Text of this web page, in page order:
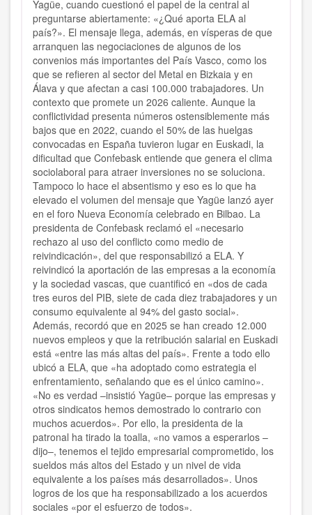
Yagüe, cuando cuestionó el papel de la central al
preguntarse abiertamente: «¿Qué aporta ELA al
país?». El mensaje llega, además, en vísperas de que
arranquen las negociaciones de algunos de los
convenios más importantes del País Vasco, como los
que se refieren al sector del Metal en Bizkaia y en
Álava y que afectan a casi 100.000 trabajadores. Un
contexto que promete un 2026 caliente. Aunque la
conflictividad presenta números ostensiblemente más
bajos que en 2022, cuando el 50% de las huelgas
convocadas en España tuvieron lugar en Euskadi, la
dificultad que Confebask entiende que genera el clima
sociolaboral para atraer inversiones no se soluciona.
Tampoco lo hace el absentismo y eso es lo que ha
elevado el volumen del mensaje que Yagüe lanzó ayer
en el foro Nueva Economía celebrado en Bilbao. La
presidenta de Confebask reclamó el «necesario
rechazo al uso del conflicto como medio de
reivindicación», del que responsabilizó a ELA. Y
reivindicó la aportación de las empresas a la economía
y la sociedad vascas, que cuantificó en «dos de cada
tres euros del PIB, siete de cada diez trabajadores y un
consumo equivalente al 94% del gasto social».
Además, recordó que en 2025 se han creado 12.000
nuevos empleos y que la retribución salarial en Euskadi
está «entre las más altas del país». Frente a todo ello
ubicó a ELA, que «ha adoptado como estrategia el
enfrentamiento, señalando que es el único camino».
«No es verdad –insistió Yagüe– porque las empresas y
otros sindicatos hemos demostrado lo contrario con
muchos acuerdos». Por ello, la presidenta de la
patronal ha tirado la toalla, «no vamos a esperarlos –
dijo–, tenemos el tejido empresarial comprometido, los
sueldos más altos del Estado y un nivel de vida
equivalente a los países más desarrollados». Unos
logros de los que ha responsabilizado a los acuerdos
sociales «por el esfuerzo de todos».